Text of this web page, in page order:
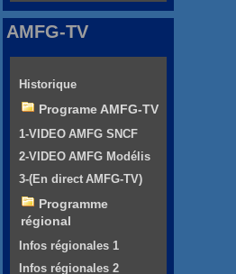
AMFG-TV
Historique
Programe AMFG-TV
1-VIDEO AMFG SNCF
2-VIDEO AMFG Modélis
3-(En direct AMFG-TV)
Programme
régional
Infos régionales 1
Infos régionales 2